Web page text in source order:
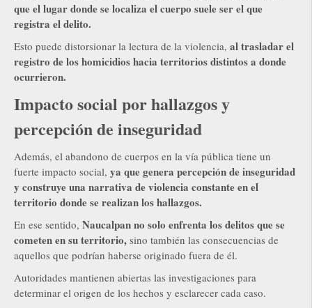
que el lugar donde se localiza el cuerpo suele ser el que
registra el delito.
Esto puede distorsionar la lectura de la violencia, al trasladar el
registro de los homicidios hacia territorios distintos a donde
ocurrieron.
Impacto social por hallazgos y
percepción de inseguridad
Además, el abandono de cuerpos en la vía pública tiene un
fuerte impacto social, ya que genera percepción de inseguridad
y construye una narrativa de violencia constante en el
territorio donde se realizan los hallazgos.
En ese sentido, Naucalpan no solo enfrenta los delitos que se
cometen en su territorio, sino también las consecuencias de
aquellos que podrían haberse originado fuera de él.
Autoridades mantienen abiertas las investigaciones para
determinar el origen de los hechos y esclarecer cada caso.